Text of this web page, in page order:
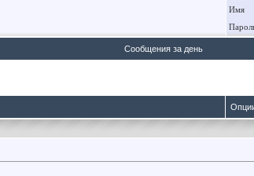
Имя
Сообщения за день